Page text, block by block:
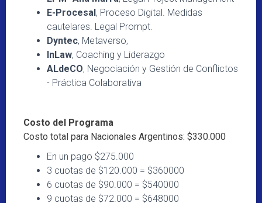
E-Procesal, Proceso Digital. Medidas
cautelares. Legal Prompt.
Dyntec, Metaverso,
InLaw, Coaching y Liderazgo
ALdeCO, Negociación y Gestión de Conflictos
- Práctica Colaborativa
Costo del Programa
Costo total para Nacionales Argentinos: $330.000
En un pago $275.000
3 cuotas de $120.000 = $360000
6 cuotas de $90.000 = $540000
9 cuotas de $72.000 = $648000